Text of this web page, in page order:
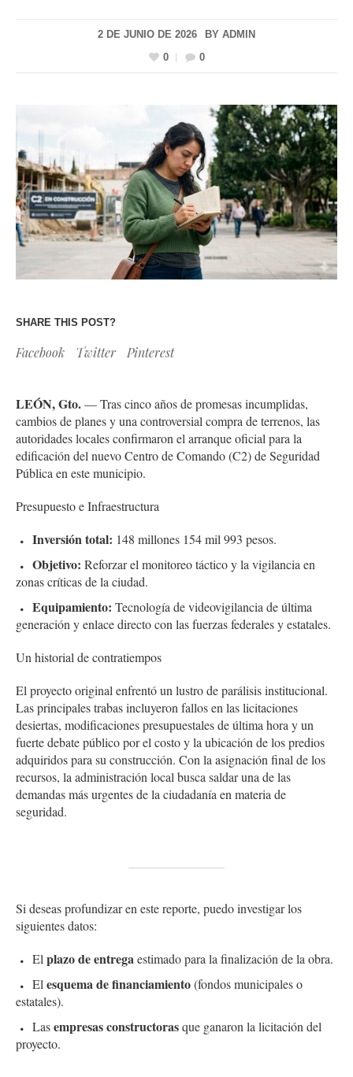
2 DE JUNIO DE 2026 BY ADMIN
0
0
SHARE THIS POST?
Facebook Twitter Pinterest
LEÓN, Gto.— Tras cinco años de promesas incumplidas,
cambios de planes y una controversial compra de terrenos, las
autoridades locales confirmaron el arranque oficial para la
edificación del nuevo Centro de Comando (C2) de Seguridad
Pública en este municipio.
Presupuesto e Infraestructura
Inversión total: 148 millones 154 mil 993 pesos.
Objetivo: Reforzar el monitoreo táctico y la vigilancia en
zonas críticas de la ciudad.
Equipamiento: Tecnología de videovigilancia de última
generación y enlace directo con las fuerzas federales y estatales.
Un historial de contratiempos
El proyecto original enfrentó un lustro de parálisis institucional.
Las principales trabas incluyeron fallos en las licitaciones
desiertas, modificaciones presupuestales de última hora y un
fuerte debate público por el costo y la ubicación de los predios
adquiridos para su construcción. Con la asignación final de los
recursos, la administración local busca saldar una de las
demandas más urgentes de la ciudadanía en materia de
seguridad.
Si deseas profundizar en este reporte, puedo investigar los
siguientes datos:
Elplazo de entregaestimado para la finalización de la obra.
Elesquema de financiamiento(fondos municipales o
estatales).
Lasempresas constructorasque ganaron la licitación del
proyecto.